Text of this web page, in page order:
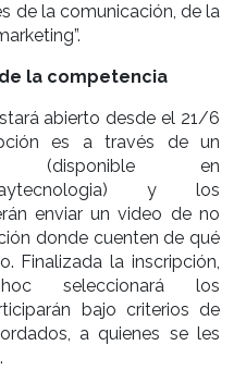
de la comunicación, de la
la competencia
abierto desde el 21/6
es a través de un
(disponible en
y los
enviar un video de no
donde cuenten de qué
Finalizada la inscripción,
seleccionará los
bajo criterios de
a quienes se les